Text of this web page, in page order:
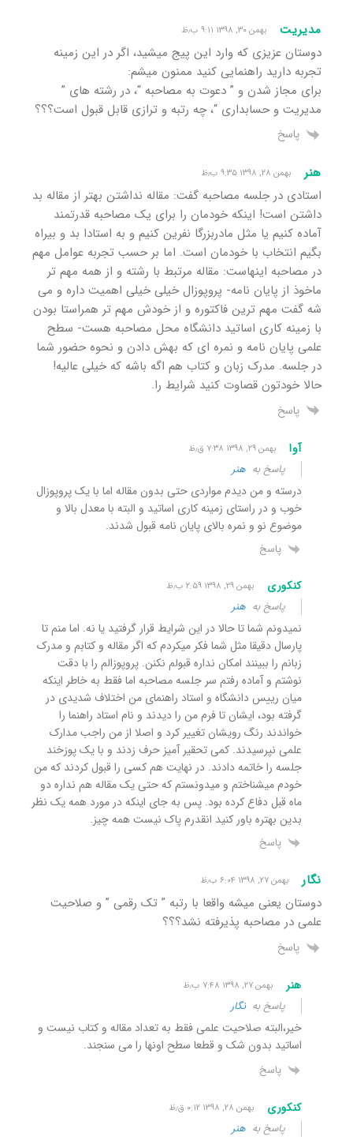
مدیریت بهمن ۳۰, ۱۳۹۸ ۹:۱۱ ب٫ظ
دوستان عزیزی که وارد این پیج میشید، اگر در این زمینه
تجربه دارید راهنمایی کنید ممنون میشم:
برای مجاز شدن و ” دعوت به مصاحبه “، در رشته های ”
مدیریت و حسابداری “، چه رتبه و ترازی قابل قبول است؟؟؟
پاسخ
هنر بهمن ۲۸, ۱۳۹۸ ۹:۳۵ ب٫ظ
استادی در جلسه مصاحبه گفت: مقاله نداشتن بهتر از مقاله بد
داشتن است! اینکه خودمان را برای یک مصاحبه قدرتمند
آماده کنیم یا مثل مادربزرگا نفرین کنیم و به استادا بد و بیراه
بگیم انتخاب با خودمان است. اما بر حسب تجربه عوامل مهم
در مصاحبه اینهاست: مقاله مرتبط با رشته و از همه مهم تر
ماخوذ از پایان نامه- پروپوزال خیلی خیلی اهمیت داره و می
شه گفت مهم ترین فاکتوره و از خودش مهم تر همراستا بودن
با زمینه کاری اساتید دانشگاه محل مصاحبه هست- سطح
علمی پایان نامه و نمره ای که بهش دادن و نحوه حضور شما
در جلسه. مدرک زبان و کتاب هم اگه باشه که خیلی عالیه!
حالا خودتون قصاوت کنید شرایط را.
پاسخ
آوا بهمن ۲۹, ۱۳۹۸ ۷:۳۸ ق٫ظ
پاسخ به هنر
درسته و من دیدم مواردی حتی بدون مقاله اما با یک پروپوزال
خوب و در راستای زمینه کاری اساتید و البته با معدل بالا و
موضوع نو و نمره بالای پایان نامه قبول شدند.
پاسخ
کنکوری بهمن ۲۹, ۱۳۹۸ ۲:۵۹ ب٫ظ
پاسخ به هنر
نمیدونم شما تا حالا در این شرایط قرار گرفتید یا نه. اما منم تا
پارسال دقیقا مثل شما فکر میکردم که اگر مقاله و کتابم و مدرک
زبانم را ببینند امکان نداره قبولم نکنن. پروپوزالم را با دقت
نوشتم و آماده رفتم سر جلسه مصاحبه اما فقط به خاطر اینکه
میان رییس دانشگاه و استاد راهنمای من اختلاف شدیدی در
گرفته بود، ایشان تا فرم من را دیدند و نام استاد راهنما را
خواندند رنگ رویشان تغییر کرد و اصلا از من راجب مدارک
علمی نپرسیدند. کمی تحقیر آمیز حرف زدند و با یک پوزخند
جلسه را خاتمه دادند. در نهایت هم کسی را قبول کردند که من
خودم میشناختم و میدونستم که حتی یک مقاله هم نداره دو
ماه قبل دفاع کرده بود. پس به جای اینکه در مورد همه یک نظر
بدین بهتره باور کنید انقدرم پاک نیست همه چیز.
پاسخ
نگار بهمن ۲۷, ۱۳۹۸ ۶:۰۴ ب٫ظ
دوستان یعنی میشه واقعا با رتبه ” تک رقمی ” و صلاحیت
علمی در مصاحبه پذیرفته نشد؟؟؟
پاسخ
هنر بهمن ۲۷, ۱۳۹۸ ۷:۴۸ ب٫ظ
پاسخ بهنگار
خیر،البته صلاحیت علمی فقط به تعداد مقاله و کتاب نیست و
اساتید بدون شک و قطعا سطح اونها را می سنجند.
پاسخ
کنکوری بهمن ۲۸, ۱۳۹۸ ۰:۱۲ ق٫ظ
پاسخ به هنر